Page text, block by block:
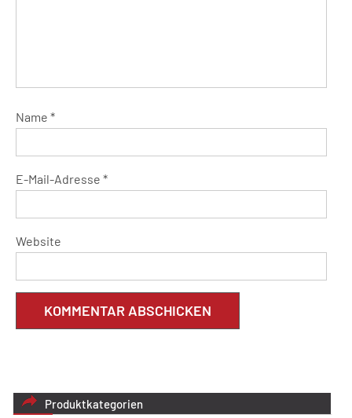
Name *
E-Mail-Adresse *
Website
Produktkategorien